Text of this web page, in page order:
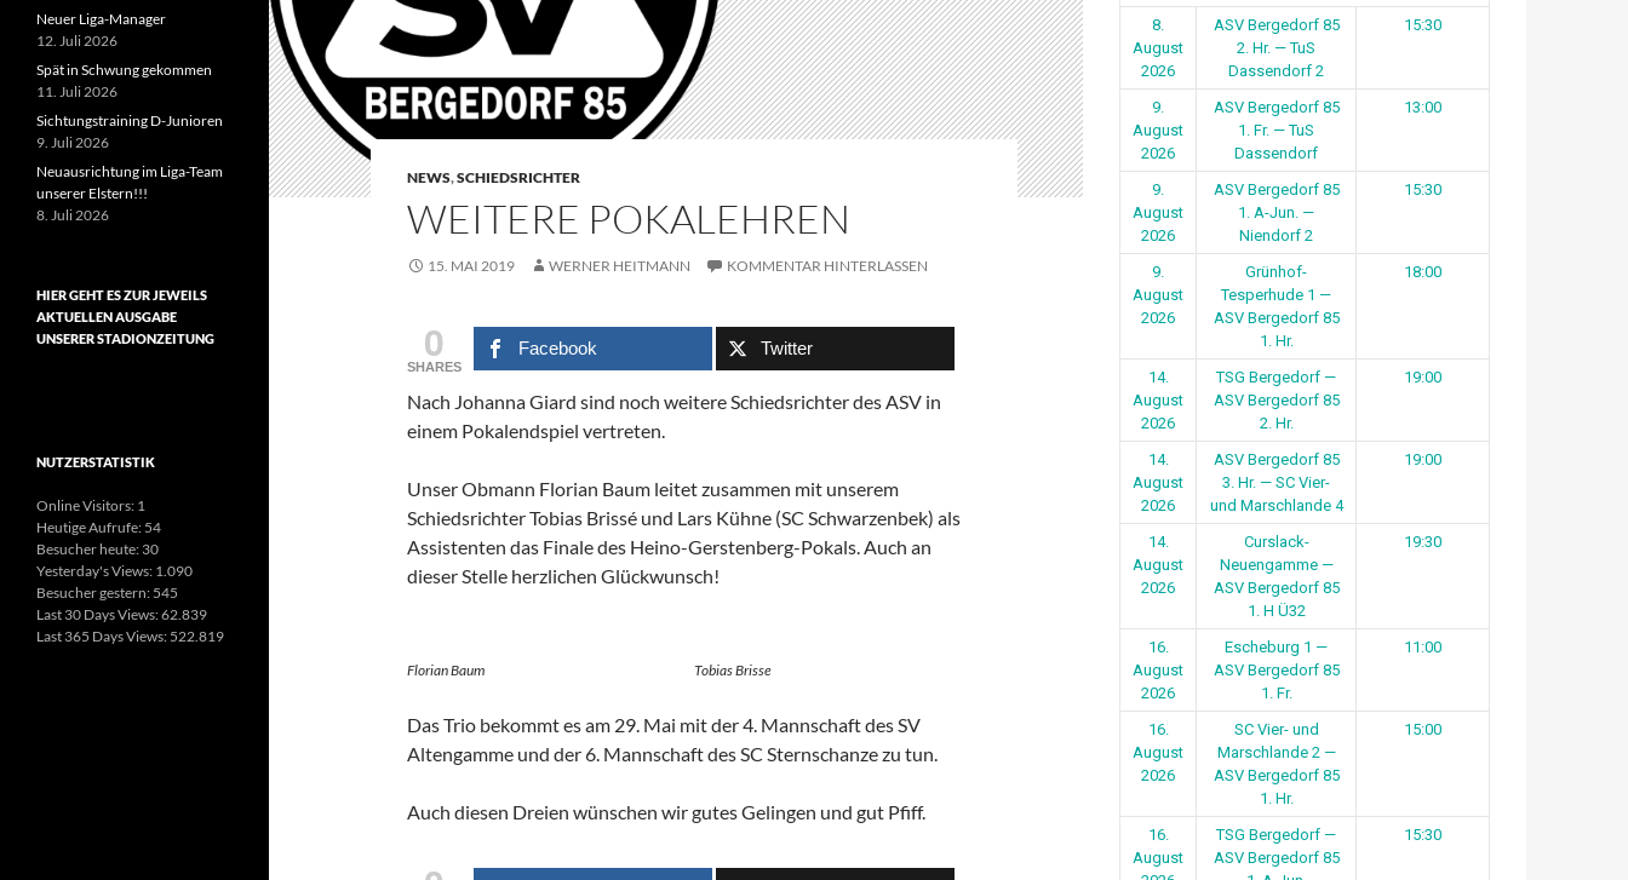
NEWS,SCHIEDSRICHTER
WEITERE POKALEHREN
15. MAI 2019 WERNER HEITMANN KOMMENTAR HINTERLASSEN
0
SHARES
Facebook Twitter
Nach Johanna Giard sind noch weitere Schiedsrichter des ASV in
einem Pokalendspiel vertreten.
Unser Obmann Florian Baum leitet zusammen mit unserem
Schiedsrichter Tobias Brissé und Lars Kühne (SC Schwarzenbek) als
Assistenten das Finale des Heino-Gerstenberg-Pokals. Auch an
dieser Stelle herzlichen Glückwunsch!
Florian Baum Tobias Brisse
Das Trio bekommt es am 29. Mai mit der 4. Mannschaft des SV
Altengamme und der 6. Mannschaft des SC Sternschanze zu tun.
Auch diesen Dreien wünschen wir gutes Gelingen und gut Pfiff.
8.
August
2026
ASV Bergedorf 85
2. Hr. — TuS
Dassendorf 2
15:30
9.
August
2026
ASV Bergedorf 85
1. Fr. — TuS
Dassendorf
13:00
9.
August
2026
ASV Bergedorf 85
1. A-Jun. —
Niendorf 2
15:30
9.
August
2026
Grünhof-
Tesperhude 1 —
ASV Bergedorf 85
1. Hr.
18:00
14.
August
2026
TSG Bergedorf —
ASV Bergedorf 85
2. Hr.
19:00
14.
August
2026
ASV Bergedorf 85
3. Hr. — SC Vier-
und Marschlande 4
19:00
14.
August
2026
Curslack-
Neuengamme —
ASV Bergedorf 85
1. H Ü32
19:30
16.
August
2026
Escheburg 1 —
ASV Bergedorf 85
1. Fr.
11:00
16.
August
2026
SC Vier- und
Marschlande 2 —
ASV Bergedorf 85
1. Hr.
15:00
16.
August
TSG Bergedorf —
ASV Bergedorf 85
15:30
Neuer Liga-Manager
12. Juli 2026
Spät in Schwung gekommen
11. Juli 2026
Sichtungstraining D-Junioren
9. Juli 2026
Neuausrichtung im Liga-Team
unserer Elstern!!!
8. Juli 2026
HIER GEHT ES ZUR JEWEILS
AKTUELLEN AUSGABE
UNSERER STADIONZEITUNG
NUTZERSTATISTIK
Online Visitors: 1
Heutige Aufrufe: 54
Besucher heute: 30
Yesterday's Views: 1.090
Besucher gestern: 545
Last 30 Days Views:62.839
Last 365 Days Views: 522.819